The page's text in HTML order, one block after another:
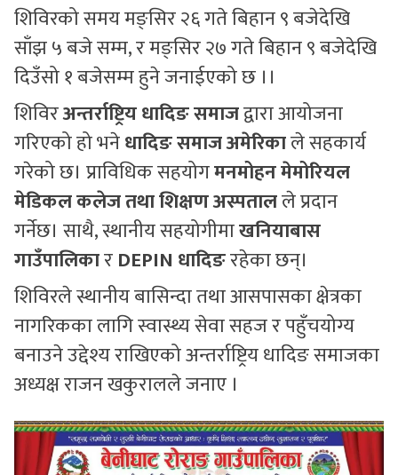
शिविरको समय मङ्सिर २६ गते बिहान ९ बजेदेखि
साँझ ५ बजे सम्म, र मङ्सिर २७ गते बिहान ९ बजेदेखि
दिउँसो १ बजेसम्म हुने जनाईएको छ ।।
शिविरअन्तर्राष्ट्रिय धादिङ समाजद्वारा आयोजना
गरिएको हो भनेधादिङ समाज अमेरिकाले सहकार्य
गरेको छ। प्राविधिक सहयोगमनमोहन मेमोरियल
मेडिकल कलेज तथा शिक्षण अस्पतालले प्रदान
गर्नेछ। साथै, स्थानीय सहयोगीमाखनियाबास
गाउँपालिकारDEPIN धादिङरहेका छन्।
शिविरले स्थानीय बासिन्दा तथा आसपासका क्षेत्रका
नागरिकका लागि स्वास्थ्य सेवा सहज र पहुँचयोग्य
बनाउने उद्देश्य राखिएको अन्तर्राष्ट्रिय धादिङ समाजका
अध्यक्ष राजन खकुरालले जनाए ।